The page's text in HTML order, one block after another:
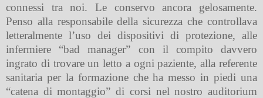
connessi tra noi. Le conservo ancora gelosamente.
Penso alla responsabile della sicurezza che controllava
letteralmente l’uso dei dispositivi di protezione, alle
infermiere “bad manager” con il compito davvero
ingrato di trovare un letto a ogni paziente, alla referente
sanitaria per la formazione che ha messo in piedi una
“catena di montaggio” di corsi nel nostro auditorium